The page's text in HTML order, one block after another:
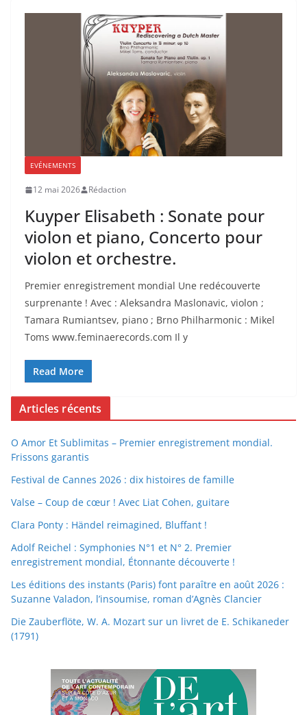
EVÉNEMENTS
12 mai 2026 Rédaction
Kuyper Elisabeth : Sonate pour
violon et piano, Concerto pour
violon et orchestre.
Premier enregistrement mondial Une redécouverte
surprenante ! Avec : Aleksandra Maslonavic, violon ;
Tamara Rumiantsev, piano ; Brno Philharmonic : Mikel
Toms www.feminaerecords.com Il y
Read More
Articles récents
O Amor Et Sublimitas – Premier enregistrement mondial.
Frissons garantis
Festival de Cannes 2026 : dix histoires de famille
Valse – Coup de cœur ! Avec Liat Cohen, guitare
Clara Ponty : Händel reimagined, Bluffant !
Adolf Reichel : Symphonies N°1 et N° 2. Premier
enregistrement mondial, Étonnante découverte !
Les éditions des instants (Paris) font paraître en août 2026 :
Suzanne Valadon, l’insoumise, roman d’Agnès Clancier
Die Zauberflöte, W. A. Mozart sur un livret de E. Schikaneder
(1791)